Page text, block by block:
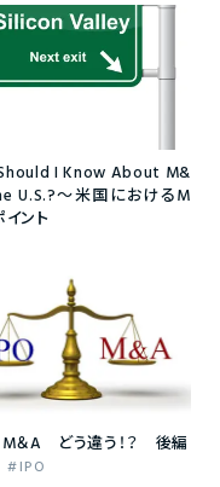
I Know About M&
U.S.?～米国におけるM
ント
＆A どう違う！？ 後編
IPO